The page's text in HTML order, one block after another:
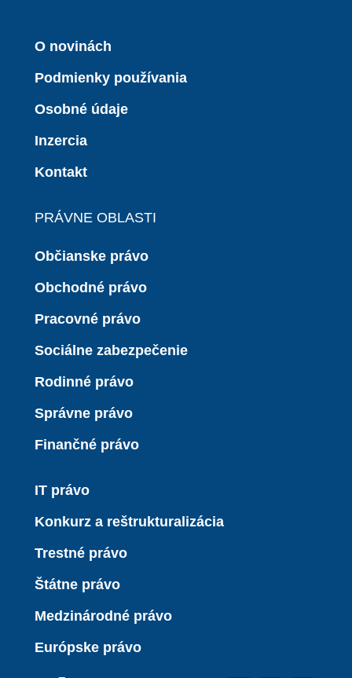
O novinách
Podmienky používania
Osobné údaje
Inzercia
Kontakt
PRÁVNE OBLASTI
Občianske právo
Obchodné právo
Pracovné právo
Sociálne zabezpečenie
Rodinné právo
Správne právo
Finančné právo
IT právo
Konkurz a reštrukturalizácia
Trestné právo
Štátne právo
Medzinárodné právo
Európske právo